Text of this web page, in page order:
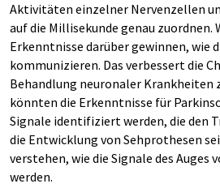
Aktivitäten einzelner Nervenzellen
auf die Millisekunde genau zuordnen.
Erkenntnisse darüber gewinnen, wie
kommunizieren. Das verbessert die
Behandlung neuronaler Krankheiten
könnten die Erkenntnisse für
Signale identifiziert werden, die den
die Entwicklung von Sehprothesen
verstehen, wie die Signale des Auges
werden.